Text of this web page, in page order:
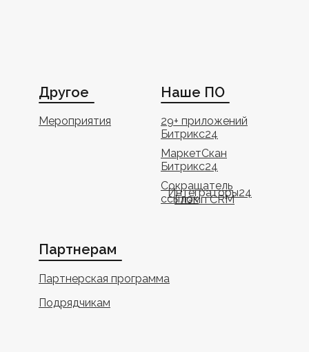
Мероприятия
Другое
Подрядчикам
Партнерская программа
Партнерам
Сокращатель
ссылок
Интеграторы24
Глэмп CRM
МаркетСкан
Битрикс24
29+ приложений
Битрикс24
Наше ПО